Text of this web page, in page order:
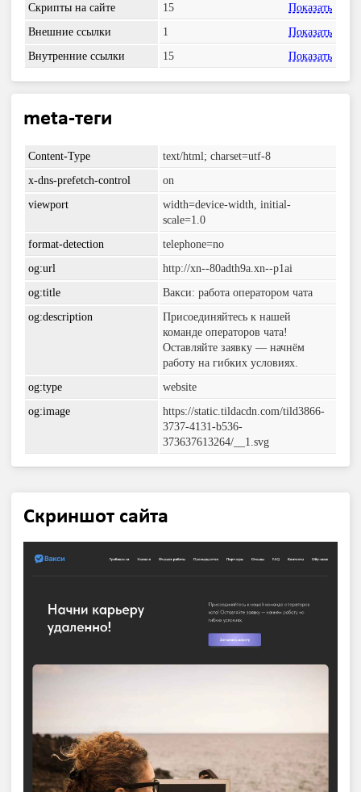
Скрипты на сайте 15
Показать
Внешние ссылки
1
Показать
Внутренние ссылки
15 Показать
meta-теги
Content-Type
text/html; charset=utf-8
x-dns-prefetch-control
on
viewport
width=device-width, initial-
scale=1.0
format-detection
telephone=no
og:url
http://xn--80adth9a.xn--p1ai
og:title
Вакси: работа оператором чата
og:description
Присоединяйтесь к нашей
команде операторов чата!
Оставляйте заявку — начнём
работу на гибких условиях.
og:type
website
og:image
https://static.tildacdn.com/tild3866-
3737-4131-b536-
373637613264/__1.svg
Скриншот сайта